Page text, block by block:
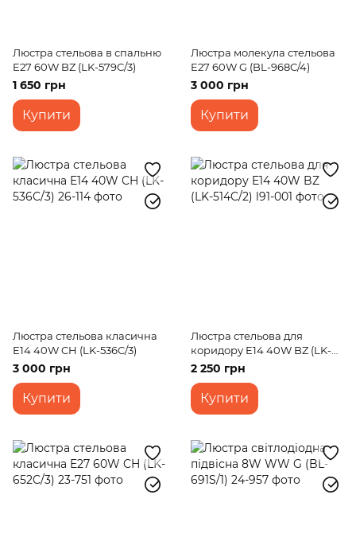
Люстра стельова в спальню
E27 60W BZ (LK-579C/3)
1 650 грн
Купити
Люстра молекула стельова
E27 60W G (BL-968C/4)
3 000 грн
Купити
Люстра стельова класична
E14 40W CH (LK-536C/3)
3 000 грн
Купити
Люстра стельова для
коридору E14 40W BZ (LK-
514C/2)
2 250 грн
Купити